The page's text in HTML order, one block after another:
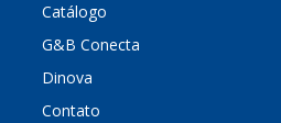
Catálogo
G&B Conecta
Dinova
Contato